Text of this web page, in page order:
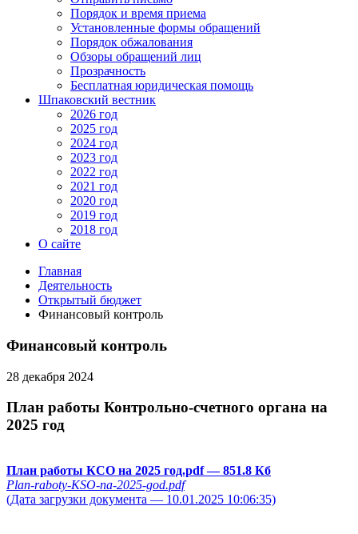
Порядок и время приема
Установленные формы обращений
Порядок обжалования
Обзоры обращений лиц
Прозрачность
Бесплатная юридическая помощь
Шпаковский вестник
2026 год
2025 год
2024 год
2023 год
2022 год
2021 год
2020 год
2019 год
2018 год
О сайте
Главная
Деятельность
Открытый бюджет
Финансовый контроль
Финансовый контроль
28 декабря 2024
План работы Контрольно-счетного органа на
2025 год
План работы КСО на 2025 год.pdf— 851.8 Кб
Plan-raboty-KSO-na-2025-god.pdf
(Дата загрузки документа — 10.01.2025 10:06:35)